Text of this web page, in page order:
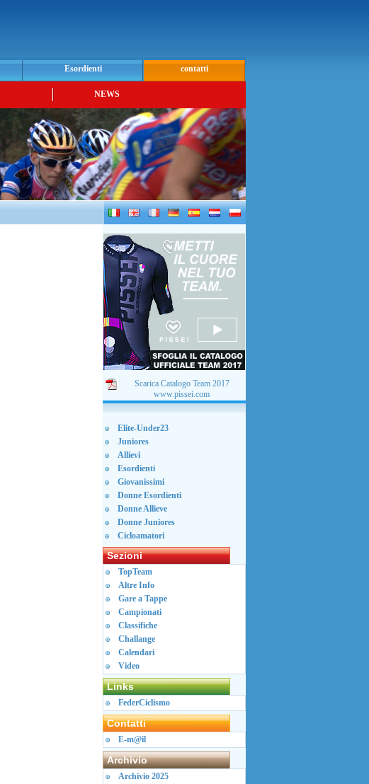
Esordienti contatti
NEWS
Scarica Catalogo Team 2017
www.pissei.com
Elite-Under23
Juniores
Allievi
Esordienti
Giovanissimi
Donne Esordienti
Donne Allieve
Donne Juniores
Cicloamatori
Sezioni
TopTeam
Altre Info
Gare a Tappe
Campionati
Classifiche
Challange
Calendari
Video
Links
FederCiclismo
Contatti
E-m@il
Archivio
Archivio 2025